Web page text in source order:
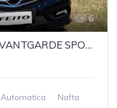
6
MERCEDES BENZ E350 ADVANTGARDE SPORT MODELO 2020 CON MOTOR V6 3.5
Automatica Nafta